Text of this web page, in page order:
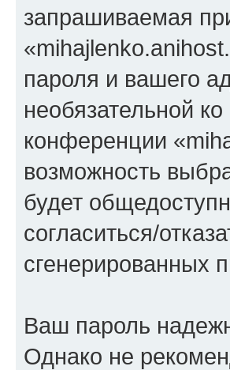
запрашиваемая
пароля и вашего
необязательной
конференции
возможность
будет
согласиться/
сгенерированных
Ваш пароль
Однако не